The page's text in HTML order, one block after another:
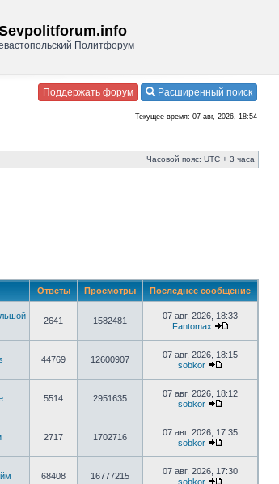
Политфорум
Поддержать форум Расширенный поиск
Текущее время: 07 авг, 2026, 18:54
Часовой пояс: UTC + 3 часа
Ответы Просмотры Последнее сообщение
2641 1582481
07 авг, 2026, 18:33
Fantomax
44769 12600907
07 авг, 2026, 18:15
sobkor
5514 2951635
07 авг, 2026, 18:12
sobkor
2717 1702716
07 авг, 2026, 17:35
sobkor
68408 16777215
07 авг, 2026, 17:30
sobkor